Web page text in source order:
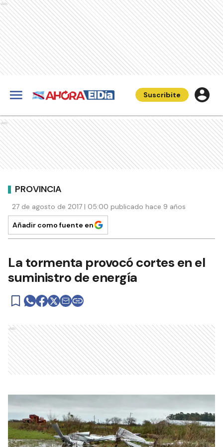
Ads
Suscribite
Ads
PROVINCIA
27 de agosto de 2017 | 05:00 publicado hace 9 años
Añadir como fuente en
La tormenta provocó cortes en el
suministro de energía
Ads